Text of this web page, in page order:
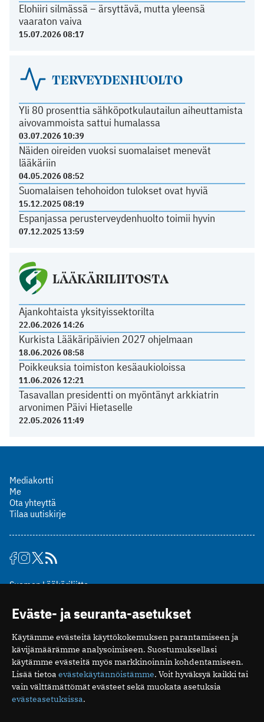
Elohiiri silmässä – ärsyttävä, mutta yleensä
vaaraton vaiva
15.07.2026 08:17
TERVEYDENHUOLTO
Yli 80 prosenttia sähköpotkulautailun aiheuttamista
aivovammoista sattui humalassa
03.07.2026 10:39
Näiden oireiden vuoksi suomalaiset menevät
lääkäriin
04.05.2026 08:52
Suomalaisen tehohoidon tulokset ovat hyviä
15.12.2025 08:19
Espanjassa perusterveydenhuolto toimii hyvin
07.12.2025 13:59
LÄÄKÄRILIITOSTA
Ajankohtaista yksityissektorilta
22.06.2026 14:26
Kurkista Lääkäripäivien 2027 ohjelmaan
18.06.2026 08:58
Poikkeuksia toimiston kesäaukioloissa
11.06.2026 12:21
Tasavallan presidentti on myöntänyt arkkiatrin
arvonimen Päivi Hietaselle
22.05.2026 11:49
Mediakortti
Me
Ota yhteyttä
Tilaa uutiskirje
Suomen Lääkäriliitto
00510 Helsinki
puh. (09) 393 091
toimitus@potilaanlaakarilehti.fi
ISSN 2323-9476
Eväste- ja seuranta-asetukset
Käytämme evästeitä käyttökokemuksen parantamiseen ja
kävijämäärämme analysoimiseen. Suostumuksellasi
käytämme evästeitä myös markkinoinnin kohdentamiseen.
Lisää tietoa evästekäytännöistämme. Voit hyväksyä kaikki tai
vain välttämättömät evästeet sekä muokata asetuksia
evästeasetuksissa.